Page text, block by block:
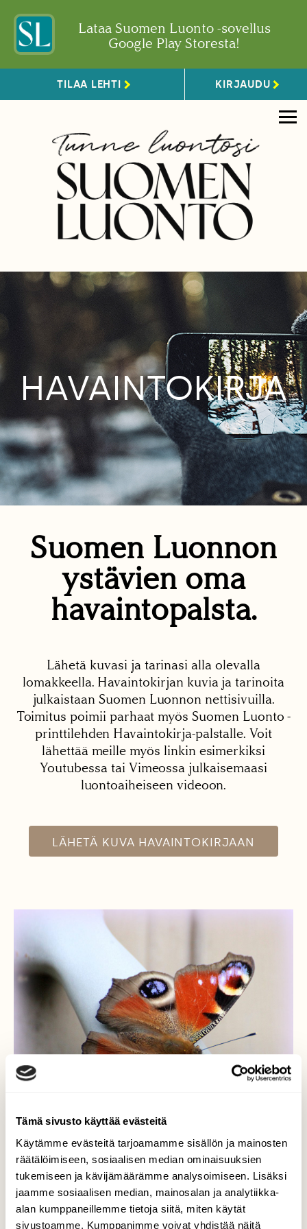
Tämä sivusto käyttää evästeitä
Käytämme evästeitä tarjoamamme sisällön ja mainosten
räätälöimiseen, sosiaalisen median ominaisuuksien
tukemiseen ja kävijämäärämme analysoimiseen. Lisäksi
jaamme sosiaalisen median, mainosalan ja analytiikka-
alan kumppaneillemme tietoja siitä, miten käytät
sivustoamme. Kumppanimme voivat yhdistää näitä
Lataa Suomen Luonto -sovellus
Google Play Storesta!
TILAA LEHTI KIRJAUDU
HAVAINTOKIRJA
Suomen Luonnon
ystävien oma
havaintopalsta.
Lähetä kuvasi ja tarinasi alla olevalla
lomakkeella. Havaintokirjan kuvia ja tarinoita
julkaistaan Suomen Luonnon nettisivuilla.
Toimitus poimii parhaat myös Suomen Luonto -
printtilehden Havaintokirja-palstalle. Voit
lähettää meille myös linkin esimerkiksi
Youtubessa tai Vimeossa julkaisemaasi
luontoaiheiseen videoon.
LÄHETÄ KUVA HAVAINTOKIRJAAN